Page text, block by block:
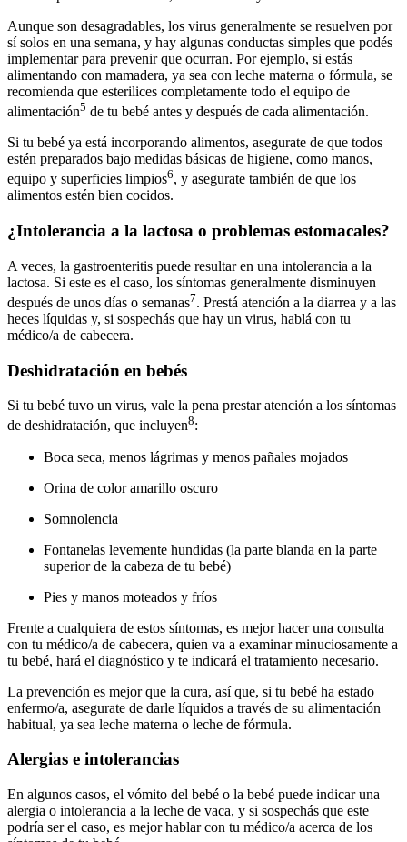
Aunque son desagradables, los virus generalmente se resuelven por
sí solos en una semana, y hay algunas conductas simples que podés
implementar para prevenir que ocurran. Por ejemplo, si estás
alimentando con mamadera, ya sea con leche materna o fórmula, se
recomienda que esterilices completamente todo el equipo de
alimentación5 de tu bebé antes y después de cada alimentación.
Si tu bebé ya está incorporando alimentos, asegurate de que todos
estén preparados bajo medidas básicas de higiene, como manos,
equipo y superficies limpios6, y asegurate también de que los
alimentos estén bien cocidos.
¿Intolerancia a la lactosa o problemas estomacales?
A veces, la gastroenteritis puede resultar en una intolerancia a la
lactosa. Si este es el caso, los síntomas generalmente disminuyen
después de unos días o semanas7. Prestá atención a la diarrea y a las
heces líquidas y, si sospechás que hay un virus, hablá con tu
médico/a de cabecera.
Deshidratación en bebés
Si tu bebé tuvo un virus, vale la pena prestar atención a los síntomas
de deshidratación, que incluyen8:
Boca seca, menos lágrimas y menos pañales mojados
Orina de color amarillo oscuro
Somnolencia
Fontanelas levemente hundidas (la parte blanda en la parte
superior de la cabeza de tu bebé)
Pies y manos moteados y fríos
Frente a cualquiera de estos síntomas, es mejor hacer una consulta
con tu médico/a de cabecera, quien va a examinar minuciosamente a
tu bebé, hará el diagnóstico y te indicará el tratamiento necesario.
La prevención es mejor que la cura, así que, si tu bebé ha estado
enfermo/a, asegurate de darle líquidos a través de su alimentación
habitual, ya sea leche materna o leche de fórmula.
Alergias e intolerancias
En algunos casos, el vómito del bebé o la bebé puede indicar una
alergia o intolerancia a la leche de vaca, y si sospechás que este
podría ser el caso, es mejor hablar con tu médico/a acerca de los